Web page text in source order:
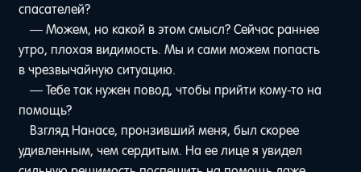
спасателей?
— Можем, но какой в этом смысл? Сейчас раннее
утро, плохая видимость. Мы и сами можем попасть
в чрезвычайную ситуацию.
— Тебе так нужен повод, чтобы прийти кому-то на
помощь?
Взгляд Нанасе, пронзивший меня, был скорее
удивленным, чем сердитым. На ее лице я увидел